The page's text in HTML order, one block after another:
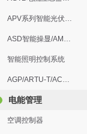
APV系列智能光伏汇流箱
ASD智能操显/AM中压保护
智能照明控制系统
AGP/ARTU-T/ACM/ADDC
电能管理
空调控制器